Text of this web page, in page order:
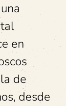
en
de
desde